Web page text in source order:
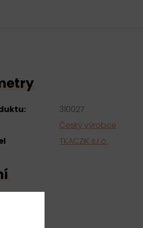
310027
Český výrobce
TKACZIK s.r.o.